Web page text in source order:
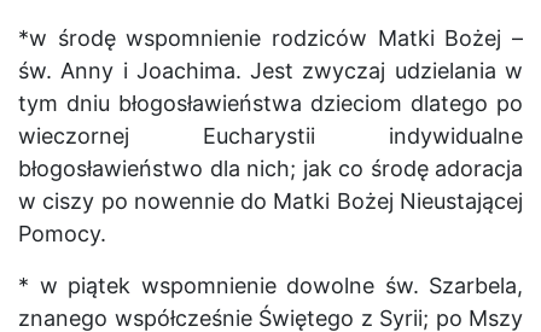
*w środęwspomnienie rodziców Matki Bożej –
św. Anny i Joachima.Jest zwyczaj udzielania w
tym dniu błogosławieństwa dzieciom dlatego po
wieczornej Eucharystii indywidualne
błogosławieństwo dla nich; jak co środę adoracja
w ciszy po nowennie do Matki Bożej Nieustającej
Pomocy.
* w piątek wspomnienie dowolne św. Szarbela,
znanego współcześnie Świętego z Syrii; po Mszy